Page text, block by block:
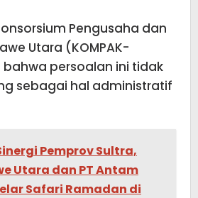
Pengusaha dan
Utara (KOMPAK-
bahwa persoalan ini tidak
sebagai hal administratif
Pemprov Sultra,
Utara dan PT Antam
Safari Ramadan di